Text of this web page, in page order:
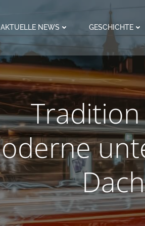
AKTUELLE NEWS GESCHICHTE
Dach